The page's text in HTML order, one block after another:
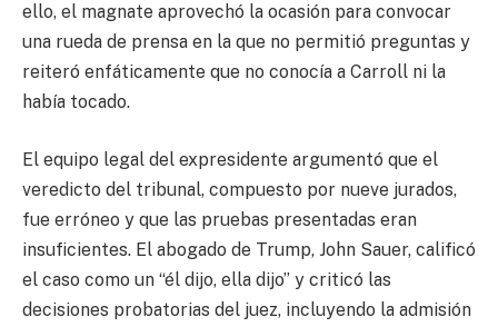
ello, el magnate aprovechó la ocasión para convocar
una rueda de prensa en la que no permitió preguntas y
reiteró enfáticamente que no conocía a Carroll ni la
había tocado.
El equipo legal del expresidente argumentó que el
veredicto del tribunal, compuesto por nueve jurados,
fue erróneo y que las pruebas presentadas eran
insuficientes. El abogado de Trump, John Sauer, calificó
el caso como un “él dijo, ella dijo” y criticó las
decisiones probatorias del juez, incluyendo la admisión